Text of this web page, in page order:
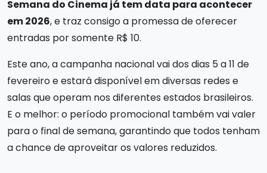
Semana do Cinema já tem data para acontecer
em 2026, e traz consigo a promessa de oferecer
entradas por somente R$ 10.
Este ano, a campanha nacional vai dos dias 5 a 11 de
fevereiro e estará disponível em diversas redes e
salas que operam nos diferentes estados brasileiros.
E o melhor: o período promocional também vai valer
para o final de semana, garantindo que todos tenham
a chance de aproveitar os valores reduzidos.